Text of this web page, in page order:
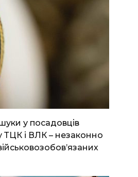
у посадовців
ТЦК і ВЛК – незаконно